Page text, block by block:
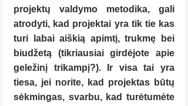
projektų valdymo metodika, gali
atrodyti, kad projektai yra tik tie kas
turi labai aiškią apimtį, trukmę bei
biudžetą (tikriausiai girdėjote apie
geležinį trikampį?). Ir visa tai yra
tiesa, jei norite, kad projektas būtų
sėkmingas, svarbu, kad turėtumėte